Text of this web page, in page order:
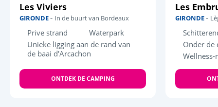
Les Viviers
GIRONDE- In de buurt van Bordeaux
Prive strand
Waterpark
Unieke ligging aan de rand van
de baai d'Arcachon
ONTDEK DE CAMPING
Les
GIRONDE-
Onder de